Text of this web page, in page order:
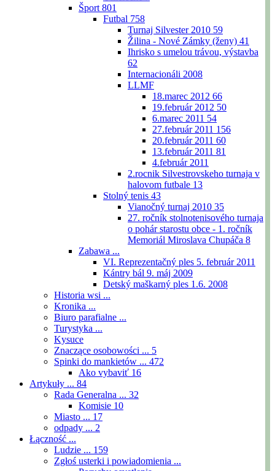
Šport 801
Futbal 758
Turnaj Silvester 2010 59
Žilina - Nové Zámky (ženy) 41
Ihrisko s umelou trávou, výstavba
62
Internacionáli 2008
LLMF
18.marec 2012 66
19.február 2012 50
6.marec 2011 54
27.február 2011 156
20.február 2011 60
13.február 2011 81
4.február 2011
2.rocnik Silvestrovskeho turnaja v
halovom futbale 13
Stolný tenis 43
Vianočný turnaj 2010 35
27. ročník stolnotenisového turnaja
o pohár starostu obce - 1. ročník
Memoriál Miroslava Chupáča 8
Zabawa ...
VI. Reprezentačný ples 5. február 2011
Kántry bál 9. máj 2009
Detský maškarný ples 1.6. 2008
Historia wsi ...
Kronika ...
Biuro parafialne ...
Turystyka ...
Kysuce
Znaczące osobowości ... 5
Spinki do mankietów ... 472
Ako vybaviť 16
Artykuły ... 84
Rada Generalna ... 32
Komisie 10
Miasto ... 17
odpady ... 2
Łączność ...
Ludzie ... 159
Zgłoś usterki i powiadomienia ...